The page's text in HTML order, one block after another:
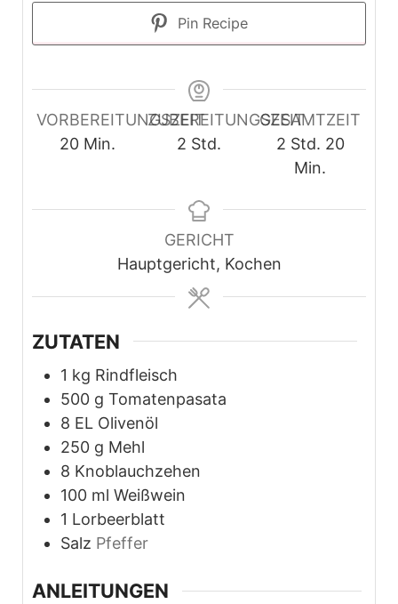
Pin Recipe
VORBEREITUNGSZEIT
20Minuten
Min.
ZUBEREITUNGSZEIT
2Stunden
Std.
GESAMTZEIT
2Stunden
Std. 20
Min.
GERICHT
Hauptgericht, Kochen
ZUTATEN
1 kg Rindfleisch
500 g Tomatenpasata
8 EL Olivenöl
250 g Mehl
8 Knoblauchzehen
100 ml Weißwein
1 Lorbeerblatt
Salz Pfeffer
ANLEITUNGEN